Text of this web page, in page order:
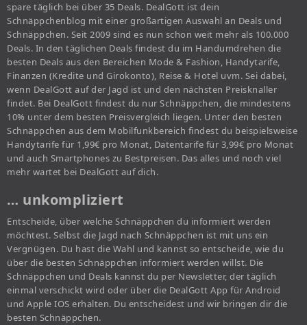
spare täglich bei über 35 Deals. DealGott ist dein
Schnäppchenblog mit einer großartigen Auswahl an Deals und
Schnäppchen. Seit 2009 sind es nun schon weit mehr als 100.000
Deals. In den täglichen Deals findest du im Handumdrehen die
besten Deals aus den Bereichen Mode & Fashion, Handytarife,
Finanzen (Kredite und Girokonto), Reise & Hotel uvm. Sei dabei,
wenn DealGott auf der Jagd ist und den nächsten Preisknaller
findet. Bei DealGott findest du nur Schnäppchen, die mindestens
10% unter dem besten Preisvergleich liegen. Unter den besten
Schnäppchen aus dem Mobilfunkbereich findest du beispielsweise
Handytarife für 1,99€ pro Monat, Datentarife für 3,99€ pro Monat
und auch Smartphones zu Bestpreisen. Das alles und noch viel
mehr wartet bei DealGott auf dich.
… unkompliziert
Entscheide, über welche Schnäppchen du informiert werden
möchtest. Selbst die Jagd nach Schnäppchen ist mit uns ein
Vergnügen. Du hast die Wahl und kannst so entscheide, wie du
über die besten Schnäppchen informiert werden willst. Die
Schnäppchen und Deals kannst du per Newsletter, der täglich
einmal verschickt wird oder über die DealGott App für Android
und Apple IOS erhalten. Du entscheidest und wir bringen dir die
besten Schnäppchen.